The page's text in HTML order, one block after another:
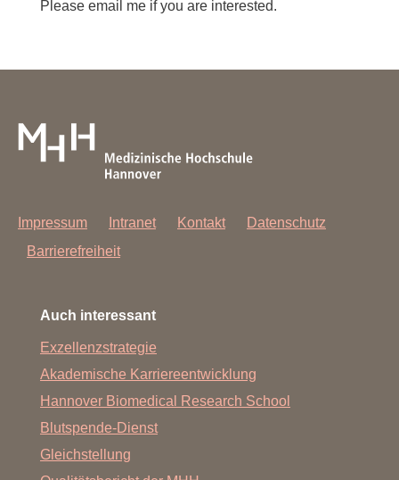
Please email me if you are interested.
Impressum Intranet Kontakt
Datenschutz
Barrierefreiheit
Auch interessant
Exzellenzstrategie
Akademische Karriereentwicklung
Hannover Biomedical Research School
Blutspende-Dienst
Gleichstellung